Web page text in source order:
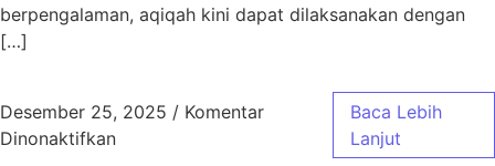
berpengalaman, aqiqah kini dapat dilaksanakan dengan
[…]
Desember 25, 2025 / Komentar
Dinonaktifkanpada Aqiqah Bandung Jasa Masak
Baca Lebih
Lanjut